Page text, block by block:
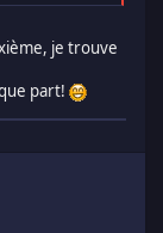
je trouve
part!